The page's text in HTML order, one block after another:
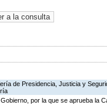
de Presidencia, Justicia y
por la que se aprueba la